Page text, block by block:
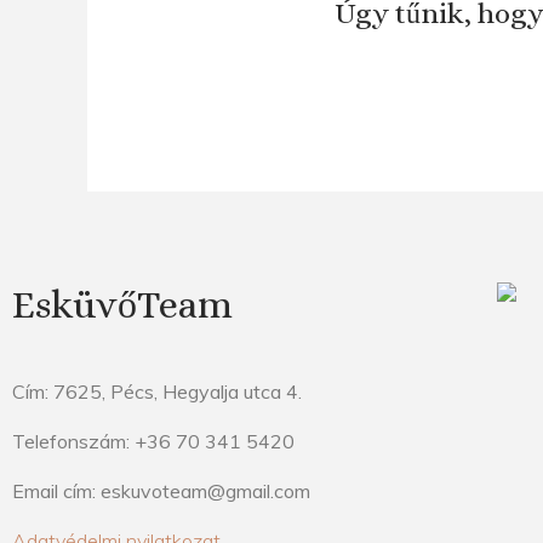
Úgy tűnik,
EsküvőTeam
Cím: 7625, Pécs, Hegyalja utca 4.
Telefonszám: +36 70 341 5420
Email cím: eskuvoteam@gmail.com